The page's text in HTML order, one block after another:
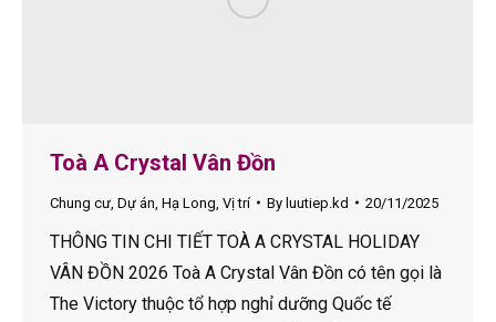
Toà A Crystal Vân Đồn
Chung cư Dự án Hạ Long Vị trí By luutiep.kd 20/11/2025
THÔNG TIN CHI TIẾT TOÀ A CRYSTAL HOLIDAY
VÂN ĐỒN 2026 Toà A Crystal Vân Đồn có tên gọi là
The Victory thuộc tổ hợp nghỉ dưỡng Quốc tế